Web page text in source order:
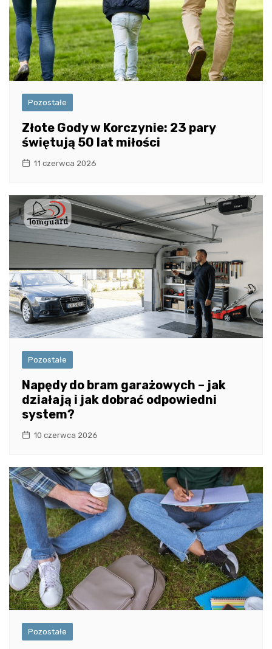
Pozostałe
Złote Gody w Korczynie: 23 pary
świętują 50 lat miłości
11 czerwca 2026
Pozostałe
Napędy do bram garażowych – jak
działają i jak dobrać odpowiedni
system?
10 czerwca 2026
Pozostałe